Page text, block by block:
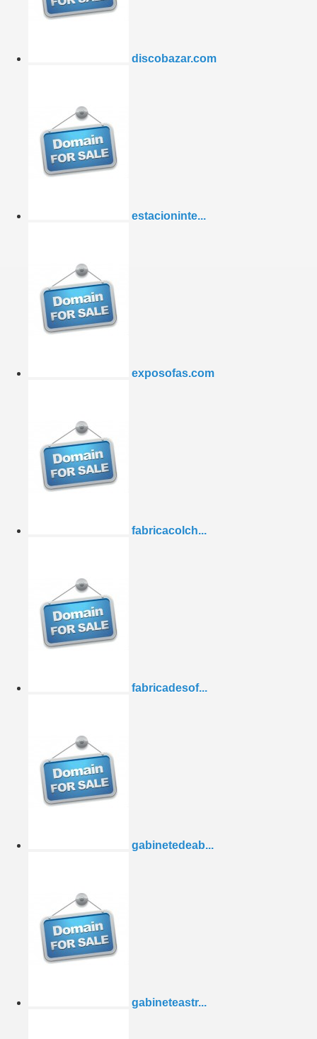
discobazar.com
estacioninte...
exposofas.com
fabricacolch...
fabricadesof...
gabinetedeab...
gabineteastr...